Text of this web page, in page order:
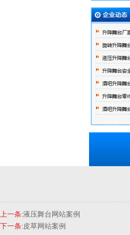
上一条:液压舞台网站案例
下一条:皮草网站案例